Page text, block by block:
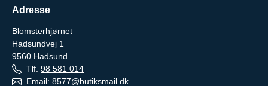
Adresse
Blomsterhjørnet
Hadsundvej 1
9560 Hadsund
Tlf. 98 581 014
Email: 8577@butiksmail.dk